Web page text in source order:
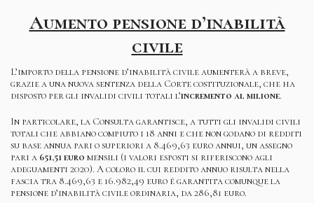
Aumento pensione d’inabilità
civile
L’importo della pensione d’inabilità civile aumenterà a breve,
grazie a una nuova sentenza della Corte costituzionale, che ha
disposto per gli invalidi civili totali l’incremento al milione.
In particolare, la Consulta garantisce, a tutti gli invalidi civili
totali che abbiano compiuto i 18 anni e che non godano di redditi
su base annua pari o superiori a 8.469,63 euro annui, un assegno
pari a 651,51 euro mensili (i valori esposti si riferiscono agli
adeguamenti 2020). A coloro il cui reddito annuo risulta nella
fascia tra 8.469,63 e 16.982,49 euro è garantita comunque la
pensione d’inabilità civile ordinaria, da 286,81 euro.